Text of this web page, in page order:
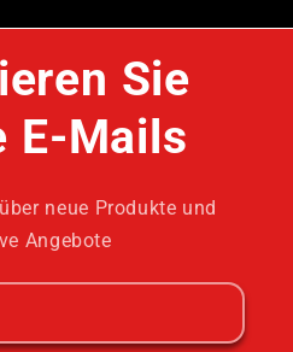
Sie
E-Mails
neue Produkte und
Angebote